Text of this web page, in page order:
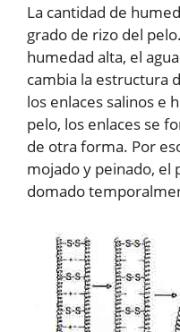
La cantidad de
grado de rizo del
humedad alta, el
cambia la estructura
los enlaces salinos e
pelo, los enlaces se
de otra forma. Por
mojado y peinado, el
domado